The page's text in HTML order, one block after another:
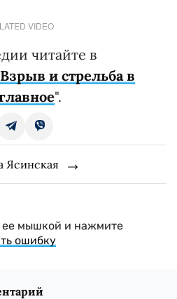
VIDEO
читайте в
Взрыв и стрельба в
".
Ясинская
ее мышкой и нажмите
ошибку